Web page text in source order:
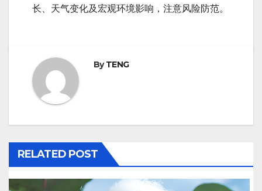
长、天气变化及宏观环境影响，注意风险防范。
ByTENG
RELATED POST